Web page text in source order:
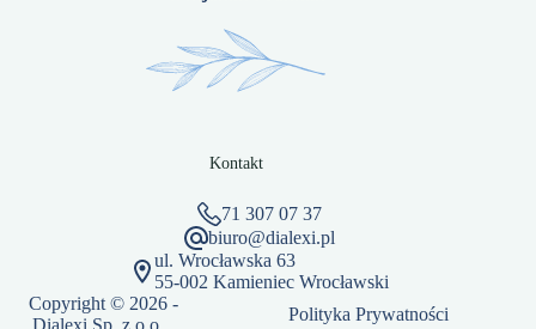
Kontakt
71 307 07 37
biuro@dialexi.pl
ul. Wrocławska 63
55-002 Kamieniec Wrocławski
Copyright © 2026 -
Polityka Prywatności